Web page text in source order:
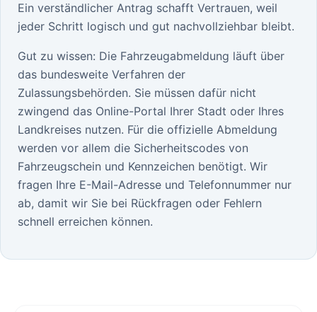
Ein verständlicher Antrag schafft Vertrauen, weil
jeder Schritt logisch und gut nachvollziehbar bleibt.
Gut zu wissen: Die Fahrzeugabmeldung läuft über
das bundesweite Verfahren der
Zulassungsbehörden. Sie müssen dafür nicht
zwingend das Online-Portal Ihrer Stadt oder Ihres
Landkreises nutzen. Für die offizielle Abmeldung
werden vor allem die Sicherheitscodes von
Fahrzeugschein und Kennzeichen benötigt. Wir
fragen Ihre E-Mail-Adresse und Telefonnummer nur
ab, damit wir Sie bei Rückfragen oder Fehlern
schnell erreichen können.